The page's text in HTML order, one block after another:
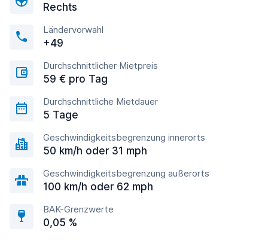
Rechts
Ländervorwahl
+49
Durchschnittlicher Mietpreis
59 € pro Tag
Durchschnittliche Mietdauer
5 Tage
Geschwindigkeitsbegrenzung innerorts
50 km/h oder 31 mph
Geschwindigkeitsbegrenzung außerorts
100 km/h oder 62 mph
BAK-Grenzwerte
0,05 %